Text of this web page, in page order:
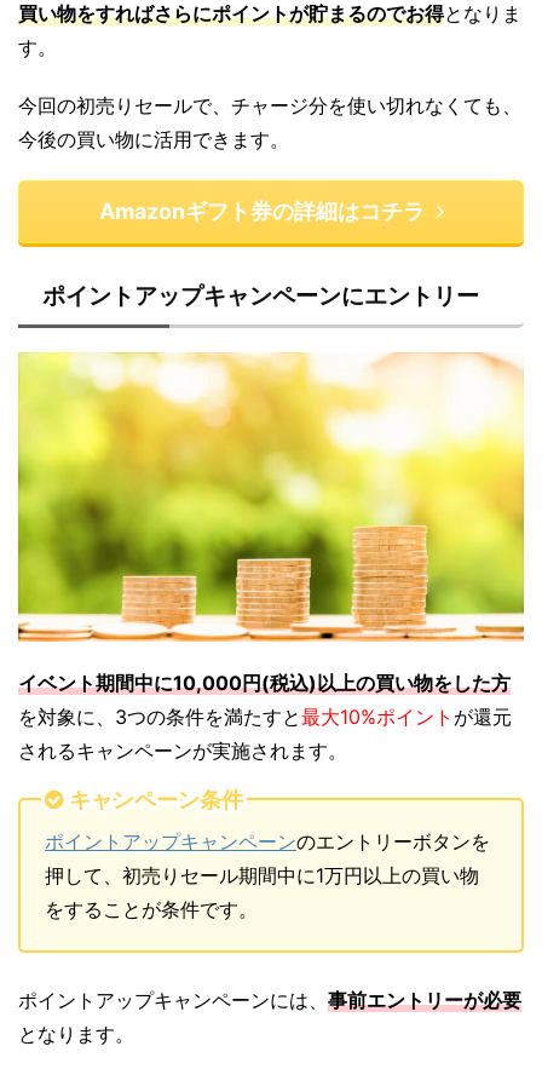
買い物をすればさらにポイントが貯まるのでお得となりま
す。
今回の初売りセールで、チャージ分を使い切れなくても、
今後の買い物に活用できます。
Amazonギフト券の詳細はコチラ
ポイントアップキャンペーンにエントリー
イベント期間中に10,000円(税込)以上の買い物をした方
を対象に、3つの条件を満たすと最大10%ポイント が還元
されるキャンペーンが実施されます。
キャンペーン条件
ポイントアップキャンペーンのエントリーボタンを
押して、初売りセール期間中に1万円以上の買い物
をすることが条件です。
ポイントアップキャンペーンには、 事前エントリーが必要
となります。